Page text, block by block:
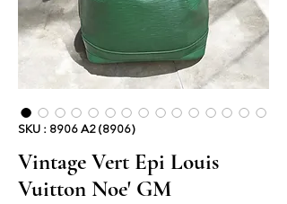
SKU : 8906 A2 (8906)
Vintage Vert Epi Louis
Vuitton Noe' GM